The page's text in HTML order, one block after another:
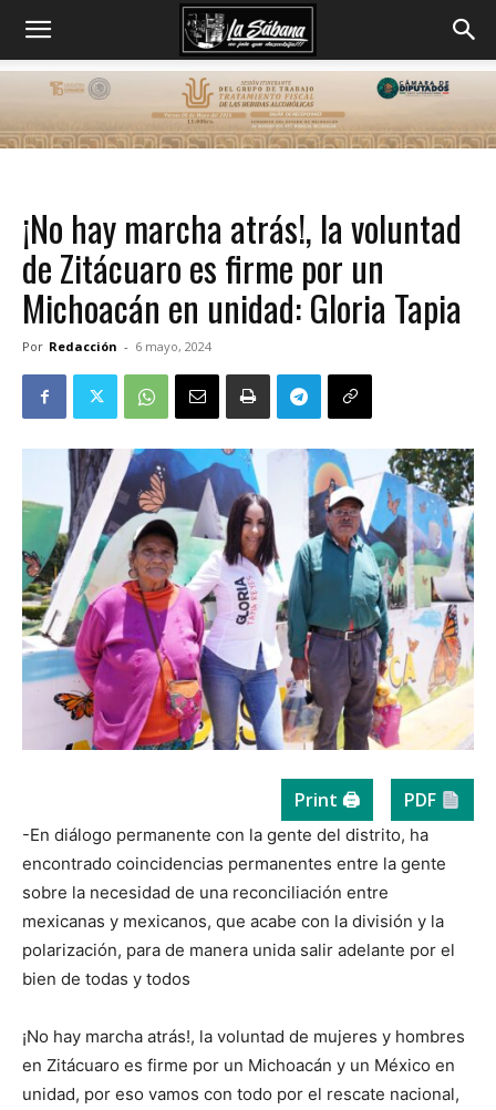
¡No hay marcha atrás!, la voluntad
de Zitácuaro es firme por un
Michoacán en unidad: Gloria Tapia
Por Redacción - 6 mayo, 2024
Print 🖨 PDF
-En diálogo permanente con la gente del distrito, ha
encontrado coincidencias permanentes entre la gente
sobre la necesidad de una reconciliación entre
mexicanas y mexicanos, que acabe con la división y la
polarización, para de manera unida salir adelante por el
bien de todas y todos
¡No hay marcha atrás!, la voluntad de mujeres y hombres
en Zitácuaro es firme por un Michoacán y un México en
unidad, por eso vamos con todo por el rescate nacional,